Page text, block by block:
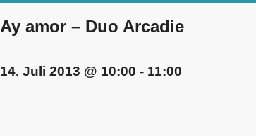
Ay amor – Duo Arcadie
14. Juli 2013 @ 10:00 - 11:00